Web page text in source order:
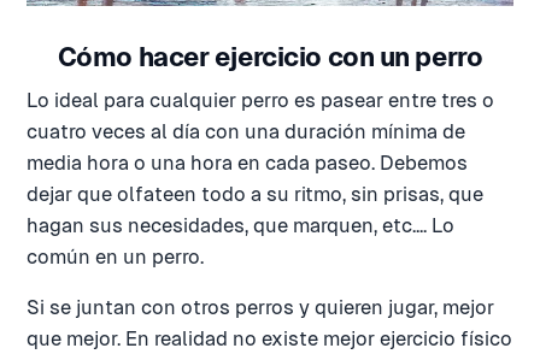
Cómo hacer ejercicio con un perro
Lo ideal para cualquier perro es pasear entre tres o
cuatro veces al día con una duración mínima de
media hora o una hora en cada paseo. Debemos
dejar que olfateen todo a su ritmo, sin prisas, que
hagan sus necesidades, que marquen, etc.... Lo
común en un perro.
Si se juntan con otros perros y quieren jugar, mejor
que mejor. En realidad no existe mejor ejercicio físico